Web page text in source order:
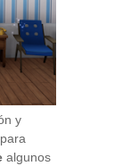
y
algunos